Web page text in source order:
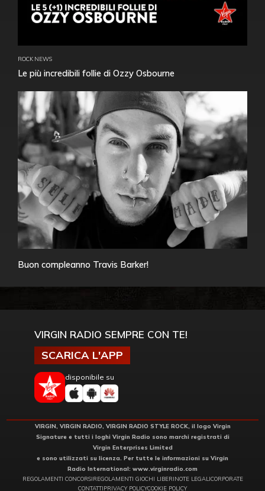
ROCK NEWS
Le più incredibili follie di Ozzy Osbourne
Buon compleanno Travis Barker!
VIRGIN RADIO SEMPRE CON TE!
SCARICA L'APP
disponibile su
VIRGIN, VIRGIN RADIO, VIRGIN RADIO STYLE ROCK, il logo Virgin
Signature e tutti i loghi Virgin Radio sono marchi registrati di
Virgin Enterprises Limited
e sono utilizzati su licenza. Per tutte le informazioni su Virgin
Radio International: www.virginradio.com
REGOLAMENTI CONCORSIREGOLAMENTI GIOCHI LIBERINOTE LEGALICORPORATE
CONTATTIPRIVACY POLICYCOOKIE POLICY